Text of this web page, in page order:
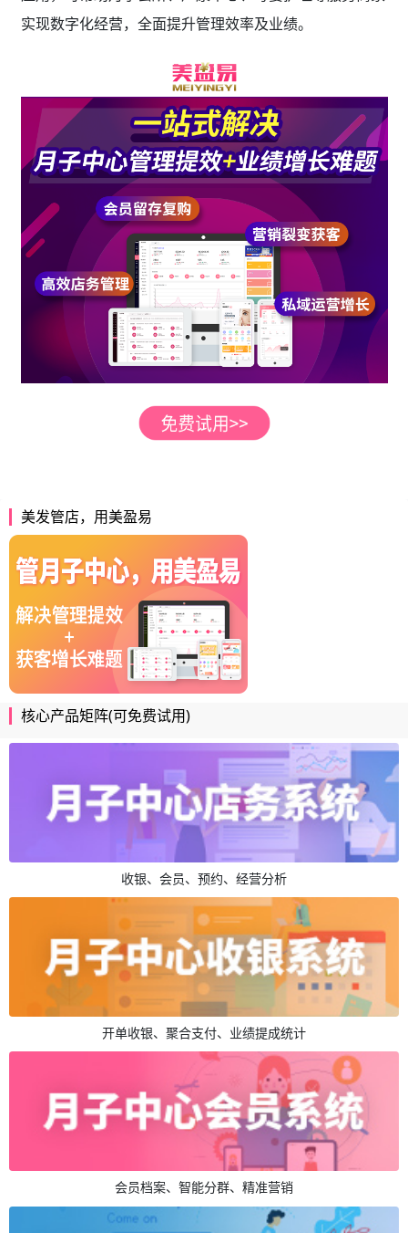
实现数字化经营，全面提升管理效率及业绩。
美发管店，用美盈易
核心产品矩阵(可免费试用)
收银、会员、预约、经营分析
开单收银、聚合支付、业绩提成统计
会员档案、智能分群、精准营销